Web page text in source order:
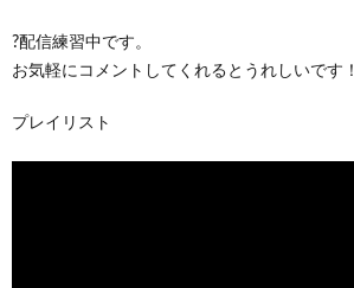
?配信練習中です。
お気軽にコメントしてくれるとうれしいです！
プレイリスト